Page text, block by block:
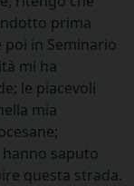
prima
poi in Seminario
mi ha
le piacevoli
mia
saputo
questa strada.